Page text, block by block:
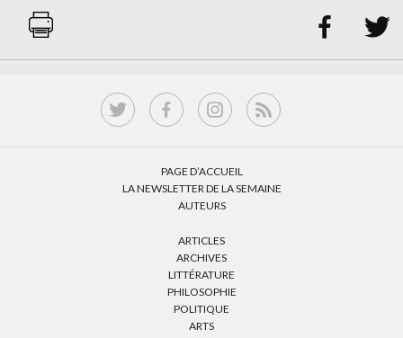
 
PAGE D’ACCUEIL
LA NEWSLETTER DE LA SEMAINE
AUTEURS
ARTICLES
ARCHIVES
LITTÉRATURE
PHILOSOPHIE
POLITIQUE
ARTS